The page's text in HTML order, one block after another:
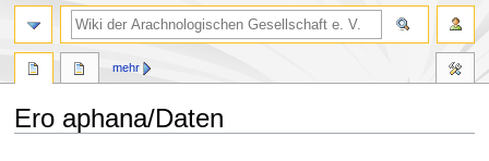
Ero aphana/Daten
mehr